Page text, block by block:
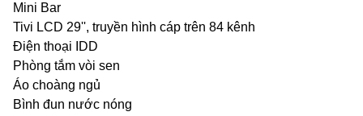
Mini Bar
Tivi LCD 29'', truyền hình cáp trên 84 kênh
Điện thoại IDD
Phòng tắm vòi sen
Áo choàng ngủ
Bình đun nước nóng